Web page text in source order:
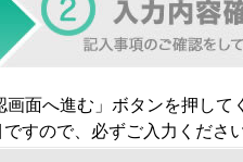
面へ進む」ボタンを押して
すので、必ずご入力ください